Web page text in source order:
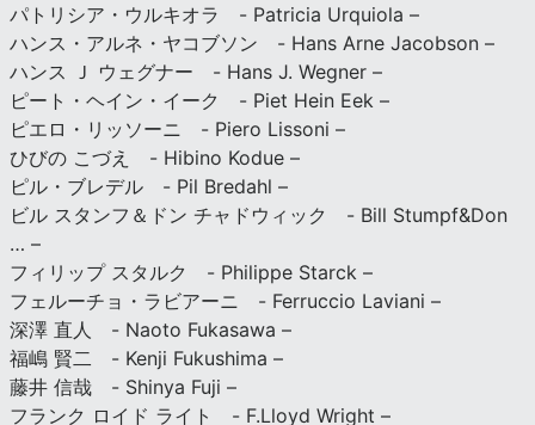
パトリシア・ウルキオラ - Patricia Urquiola –
ハンス・アルネ・ヤコブソン - Hans Arne Jacobson –
ハンス Ｊ ウェグナー - Hans J. Wegner –
ピート・ヘイン・イーク - Piet Hein Eek –
ピエロ・リッソーニ - Piero Lissoni –
ひびの こづえ - Hibino Kodue –
ピル・ブレデル - Pil Bredahl –
ビル スタンフ＆ドン チャドウィック - Bill Stumpf&Don
… –
フィリップ スタルク - Philippe Starck –
フェルーチョ・ラビアーニ - Ferruccio Laviani –
深澤 直人 - Naoto Fukasawa –
福嶋 賢二 - Kenji Fukushima –
藤井 信哉 - Shinya Fuji –
フランク ロイド ライト - F.Lloyd Wright –